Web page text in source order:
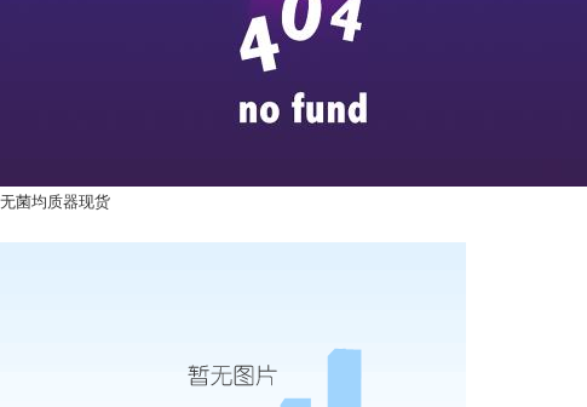
无菌均质器现货